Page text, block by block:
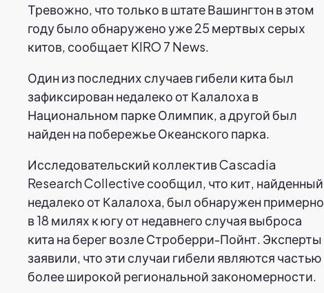
Тревожно, что только в штате Вашингтон в этом
году было обнаружено уже 25 мертвых серых
китов, сообщает KIRO 7 News.
Один из последних случаев гибели кита был
зафиксирован недалеко от Калалоха в
Национальном парке Олимпик, а другой был
найден на побережье Океанского парка.
Исследовательский коллектив Cascadia
Research Collective сообщил, что кит, найденный
недалеко от Калалоха, был обнаружен примерно
в 18 милях к югу от недавнего случая выброса
кита на берег возле Строберри-Пойнт. Эксперты
заявили, что эти случаи гибели являются частью
более широкой региональной закономерности.